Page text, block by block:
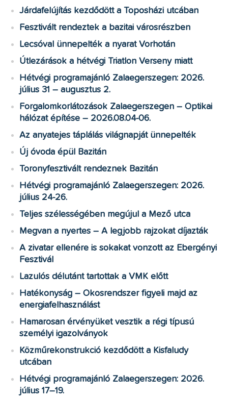
Járdafelújítás kezdődött a Toposházi utcában
Fesztivált rendeztek a bazitai városrészben
Lecsóval ünnepelték a nyarat Vorhotán
Útlezárások a hétvégi Triatlon Verseny miatt
Hétvégi programajánló Zalaegerszegen: 2026.
július 31 – augusztus 2.
Forgalomkorlátozások Zalaegerszegen – Optikai
hálózat építése – 2026.08.04-06.
Az anyatejes táplálás világnapját ünnepelték
Új óvoda épül Bazitán
Toronyfesztivált rendeznek Bazitán
Hétvégi programajánló Zalaegerszegen: 2026.
július 24-26.
Teljes szélességében megújul a Mező utca
Megvan a nyertes – A legjobb rajzokat díjazták
A zivatar ellenére is sokakat vonzott az Ebergényi
Fesztivál
Lazulós délutánt tartottak a VMK előtt
Hatékonyság – Okosrendszer figyeli majd az
energiafelhasználást
Hamarosan érvényüket vesztik a régi típusú
személyi igazolványok
Közműrekonstrukció kezdődött a Kisfaludy
utcában
Hétvégi programajánló Zalaegerszegen: 2026.
július 17–19.